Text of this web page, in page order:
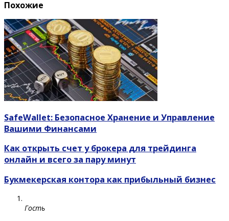
Похожие
SafeWallet: Безопасное Хранение и Управление
Вашими Финансами
Как открыть счет у брокера для трейдинга
онлайн и всего за пару минут
Букмекерская контора как прибыльный бизнес
Гость